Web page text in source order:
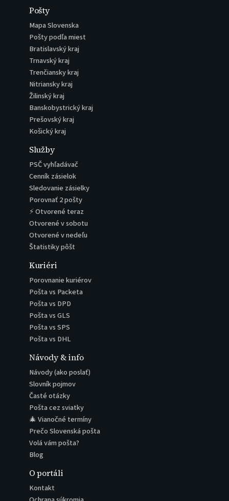
Pošty
Mapa Slovenska
Pošty podľa miest
Bratislavský kraj
Trnavský kraj
Trenčiansky kraj
Nitriansky kraj
Žilinský kraj
Banskobystrický kraj
Prešovský kraj
Košický kraj
Služby
PSČ vyhľadávač
Cenník zásielok
Sledovanie zásielky
Porovnať 2 pošty
⚡ Otvorené teraz
Otvorené v sobotu
Otvorené v nedeľu
Štatistiky pôšt
Kuriéri
Porovnanie kuriérov
Pošta vs Packeta
Pošta vs DPD
Pošta vs GLS
Pošta vs SPS
Pošta vs DHL
Návody & info
Návody (ako poslať)
Slovník pojmov
Časté otázky
Pošta cez sviatky
🎄 Vianočné termíny
Prečo Slovenská pošta
Volá vám pošta?
Blog
O portáli
Kontakt